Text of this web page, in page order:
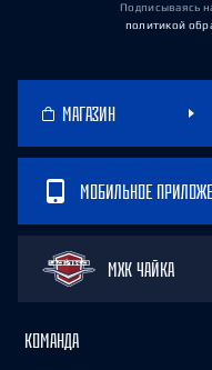
Подписываясь
политикой
МАГАЗИН
МОБИЛЬНОЕ
МХК ЧАЙКА
КОМАНДА